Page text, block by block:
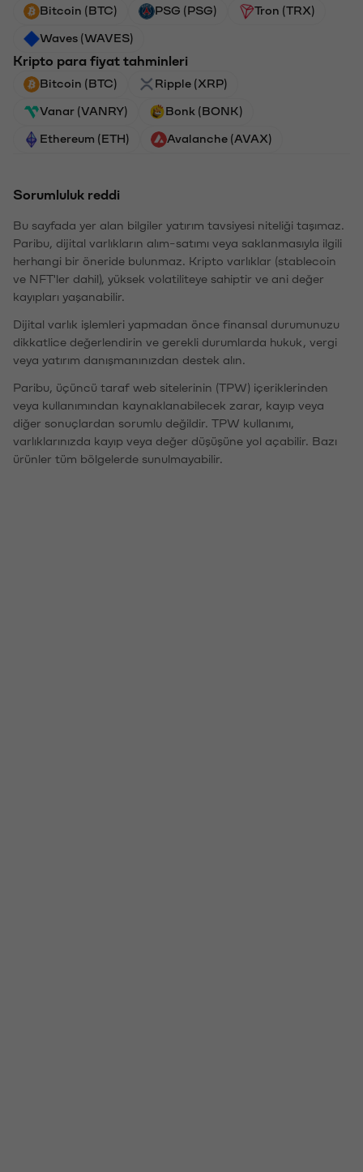
Bitcoin (BTC) PSG (PSG) Tron (TRX)
Waves (WAVES)
Kripto para fiyat tahminleri
Bitcoin (BTC) Ripple (XRP)
Vanar (VANRY) Bonk (BONK)
Ethereum (ETH) Avalanche (AVAX)
Sorumluluk reddi
Bu sayfada yer alan bilgiler yatırım tavsiyesi niteliği taşımaz.
Paribu, dijital varlıkların alım-satımı veya saklanmasıyla ilgili
herhangi bir öneride bulunmaz. Kripto varlıklar (stablecoin
ve NFT'ler dahil), yüksek volatiliteye sahiptir ve ani değer
kayıpları yaşanabilir.
Dijital varlık işlemleri yapmadan önce finansal durumunuzu
dikkatlice değerlendirin ve gerekli durumlarda hukuk, vergi
veya yatırım danışmanınızdan destek alın.
Paribu, üçüncü taraf web sitelerinin (TPW) içeriklerinden
veya kullanımından kaynaklanabilecek zarar, kayıp veya
diğer sonuçlardan sorumlu değildir. TPW kullanımı,
varlıklarınızda kayıp veya değer düşüşüne yol açabilir. Bazı
ürünler tüm bölgelerde sunulmayabilir.